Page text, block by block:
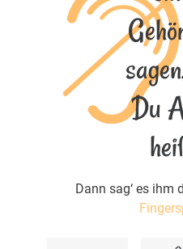
Du
Dann sag‘ es ihm